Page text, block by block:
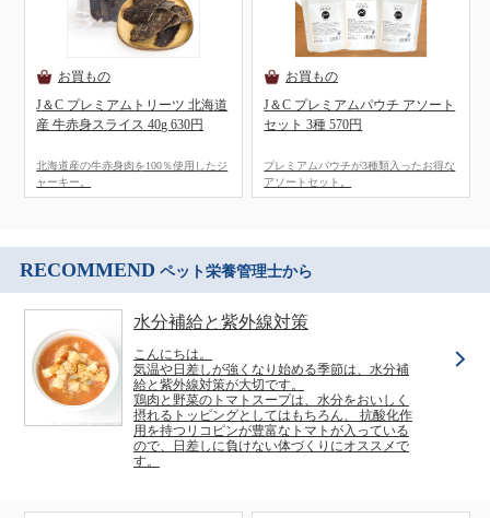
J＆C プレミアムトリーツ 北海道
産 牛赤身スライス 40g 630円
北海道産の牛赤身肉を100％使用したジ
ャーキー。
J＆C プレミアムパウチ アソート
セット 3種 570円
プレミアムパウチが3種類入ったお得な
アソートセット。
RECOMMEND ペット栄養管理士から
水分補給と紫外線対策
こんにちは。
気温や日差しが強くなり始める季節は、水分補
給と紫外線対策が大切です。
鶏肉と野菜のトマトスープは、水分をおいしく
摂れるトッピングとしてはもちろん、 抗酸化作
用を持つリコピンが豊富なトマトが入っている
ので、日差しに負けない体づくりにオススメで
す。